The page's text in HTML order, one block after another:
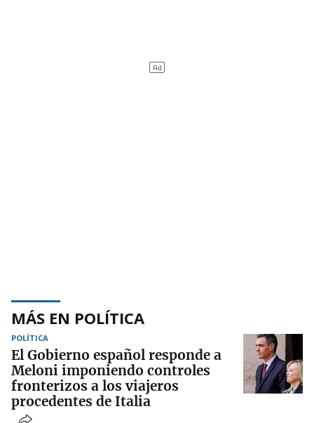
MÁS EN POLÍTICA
POLÍTICA
El Gobierno español responde a
Meloni imponiendo controles
fronterizos a los viajeros
procedentes de Italia